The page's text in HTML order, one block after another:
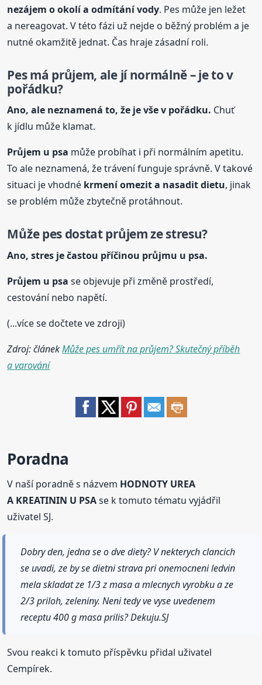
nezájem o okolí a odmítání vody. Pes může jen ležet
a nereagovat. V této fázi už nejde o běžný problém a je
nutné okamžitě jednat. Čas hraje zásadní roli.
Pes má průjem, ale jí normálně – je to v
pořádku?
Ano, ale neznamená to, že je vše v pořádku. Chuť
k jídlu může klamat.
Průjem u psa může probíhat i při normálním apetitu.
To ale neznamená, že trávení funguje správně. V takové
situaci je vhodné krmení omezit a nasadit dietu, jinak
se problém může zbytečně protáhnout.
Může pes dostat průjem ze stresu?
Ano, stres je častou příčinou průjmu u psa.
Průjem u psa se objevuje při změně prostředí,
cestování nebo napětí.
(...více se dočtete ve zdroji)
Zdroj: článekMůže pes umřít na průjem? Skutečný příběh
a varování
Poradna
V naší poradně s názvem HODNOTY UREA
A KREATININ U PSAse k tomuto tématu vyjádřil
uživatel SJ.
Dobry den, jedna se o dve diety? V nekterych clancich
se uvadi, ze by se dietni strava pri onemocneni ledvin
mela skladat ze 1/3 z masa a mlecnych vyrobku a ze
2/3 priloh, zeleniny. Neni tedy ve vyse uvedenem
receptu 400 g masa prilis? Dekuju.SJ
Svou reakci k tomuto příspěvku přidal uživatel
Cempírek.